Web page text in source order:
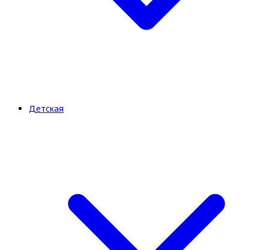
Детская